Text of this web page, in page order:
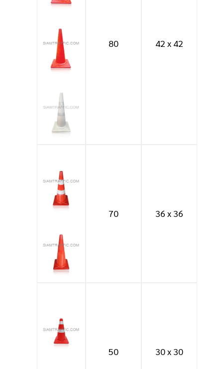
80 42 x 42
70 36 x 36
50 30 x 30